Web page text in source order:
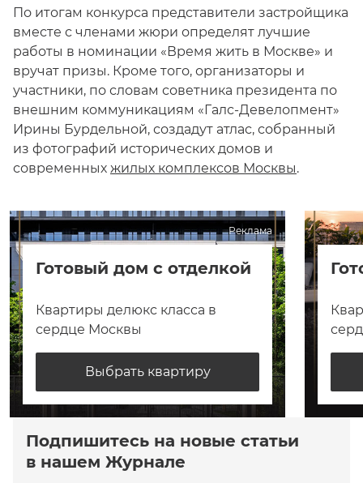
По итогам конкурса представители застройщика
вместе с членами жюри определят лучшие
работы в номинации «Время жить в Москве» и
вручат призы. Кроме того, организаторы и
участники, по словам советника президента по
внешним коммуникациям «Галс-Девелопмент»
Ирины Бурдельной, создадут атлас, собранный
из фотографий исторических домов и
современных жилых комплексов Москвы.
Реклама
Готовый дом с отделкой
Квартиры делюкс класса в
сердце Москвы
Выбрать квартиру
Подпишитесь на новые статьи
в нашем Журнале